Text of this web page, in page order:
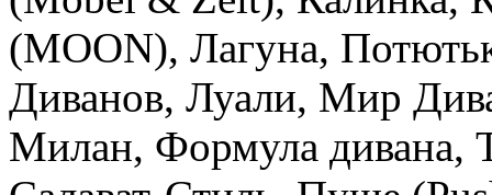
(MOON), Лагуна,
Диванов, Луали, Мир
Милан, Формула дивана,